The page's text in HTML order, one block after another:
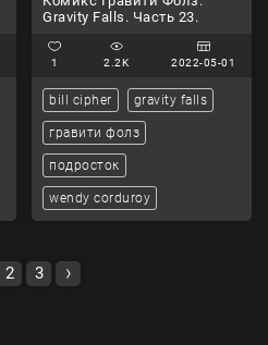
Gravity Falls. Часть 23.
1 2.2K 2022-05-01
bill cipher gravity falls
гравити фолз
подросток
wendy corduroy
2 3